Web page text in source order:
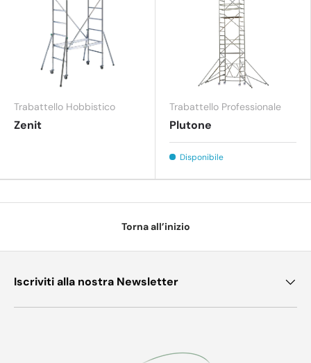
Trabattello Hobbistico
Zenit
Trabattello Professionale
Plutone
Disponibile
Torna all’inizio
Iscriviti alla nostra Newsletter